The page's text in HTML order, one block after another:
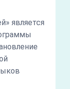
является